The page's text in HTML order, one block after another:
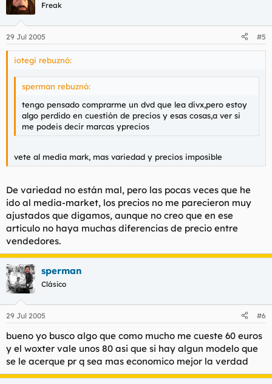
Freak
29 Jul 2005 #5
iotegi rebuznó:
sperman rebuznó:
tengo pensado comprarme un dvd que lea divx,pero estoy
algo perdido en cuestión de precios y esas cosas,a ver si
me podeis decir marcas yprecios
vete al media mark, mas variedad y precios imposible
De variedad no están mal, pero las pocas veces que he
ido al media-market, los precios no me parecieron muy
ajustados que digamos, aunque no creo que en ese
articulo no haya muchas diferencias de precio entre
vendedores.
sperman
Clásico
29 Jul 2005 #6
bueno yo busco algo que como mucho me cueste 60 euros
y el woxter vale unos 80 asi que si hay algun modelo que
se le acerque pr q sea mas economico mejor la verdad